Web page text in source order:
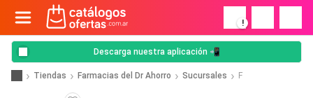
!
Descarga nuestra aplicación 📲
Tiendas Farmacias del Dr Ahorro Sucursales F